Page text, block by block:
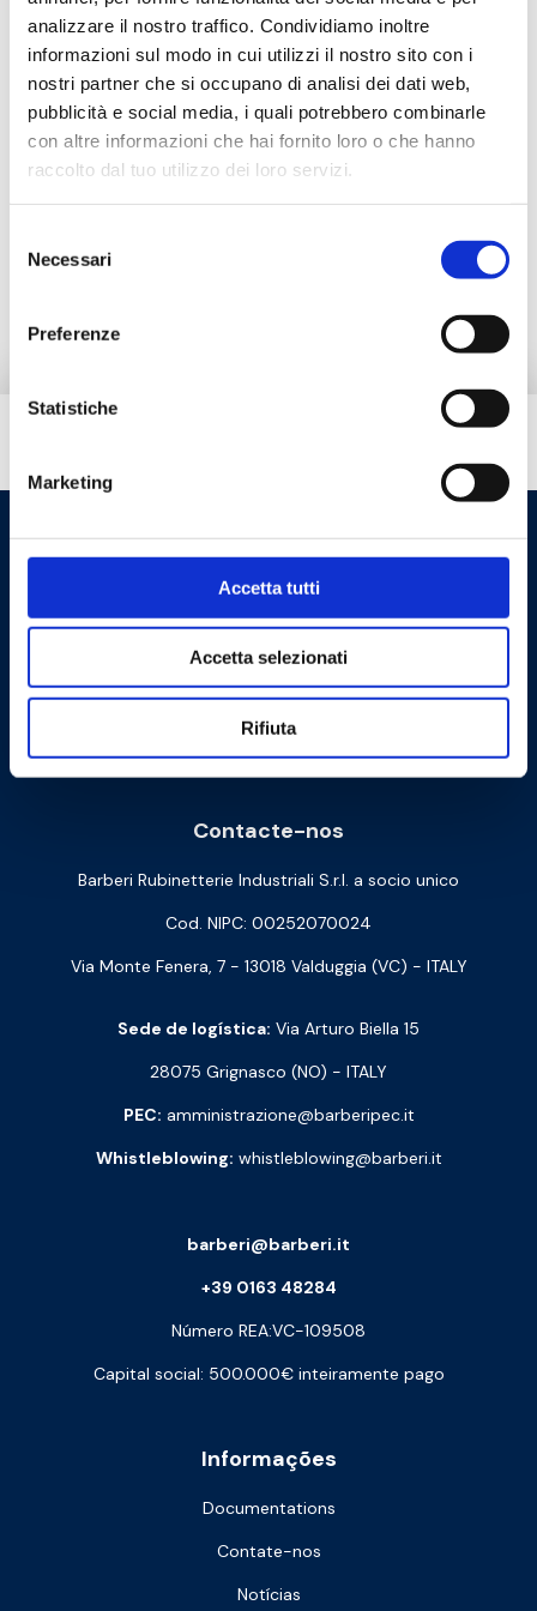
analizzare il nostro traffico. Condividiamo inoltre
informazioni sul modo in cui utilizzi il nostro sito con i
nostri partner che si occupano di analisi dei dati web,
pubblicità e social media, i quali potrebbero combinarle
con altre informazioni che hai fornito loro o che hanno
raccolto dal tuo utilizzo dei loro servizi.
delNecessari
Preferenze
Statistiche
Marketing
Accetta tutti
Accetta selezionati
Rifiuta
C9ZE18N00 G 3/4 F
Descrição
Contacte-nos
Barberi Rubinetterie Industriali S.r.l. a socio unico
Cod. NIPC: 00252070024
Via Monte Fenera, 7 - 13018 Valduggia (VC) - ITALY
Sede de logística: Via Arturo Biella 15
28075 Grignasco (NO) - ITALY
PEC: amministrazione@barberipec.it
Whistleblowing: whistleblowing@barberi.it
Informações
Documentations
Contate-nos
Notícias
barberi@barberi.it
+39 0163 48284
Número REA:VC-109508
Capital social: 500.000€ inteiramente pago